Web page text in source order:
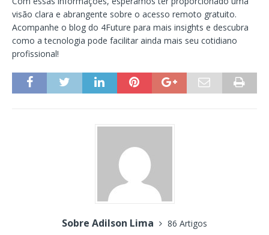
visão clara e abrangente sobre o acesso remoto gratuito.
Acompanhe o blog do 4Future para mais insights e descubra
como a tecnologia pode facilitar ainda mais seu cotidiano
profissional!
Sobre Adilson Lima
86 Artigos